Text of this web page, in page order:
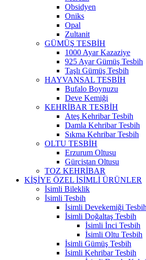
Obsidyen
Oniks
Opal
Zultanit
GÜMÜŞ TESBİH
1000 Ayar Kazaziye
925 Ayar Gümüş Tesbih
Taşlı Gümüş Tesbih
HAYVANSAL TESBİH
Bufalo Boynuzu
Deve Kemiği
KEHRİBAR TESBİH
Ateş Kehribar Tesbih
Damla Kehribar Tesbih
Sıkma Kehribar Tesbih
OLTU TESBİH
Erzurum Oltusu
Gürcistan Oltusu
TOZ KEHRİBAR
KİŞİYE ÖZEL İSİMLİ ÜRÜNLER
İsimli Bileklik
İsimli Tesbih
İsimli Devekemiği Tesbih
İsimli Doğaltaş Tesbih
İsimli İnci Tesbih
İsimli Oltu Tesbih
İsimli Gümüş Tesbih
İsimli Kehribar Tesbih